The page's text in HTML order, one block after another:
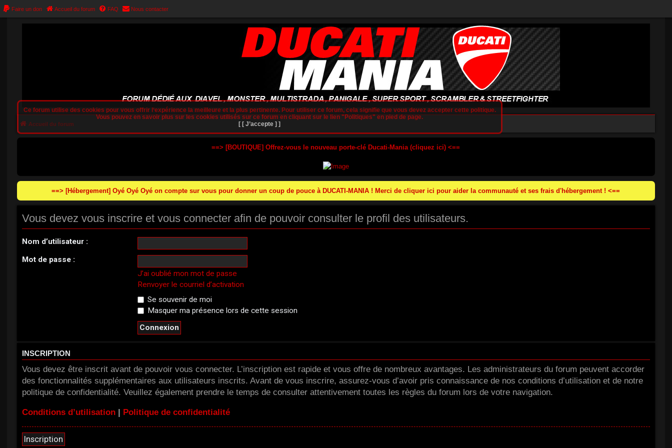
Faire un don Accueil du forum FAQ Nous contacter
Accueil du forum
==> [BOUTIQUE] Offrez-vous le nouveau porte-clé Ducati-Mania (cliquez ici) <==
==> [Hébergement] Oyé Oyé Oyé on compte sur vous pour donner un coup de pouce à DUCATI-MANIA ! Merci de cliquer ici pour aider la communauté et ses frais d'hébergement ! <==
Vous devez vous inscrire et vous connecter afin de pouvoir consulter le profil des utilisateurs.
Nom d’utilisateur :
Mot de passe :
J’ai oublié mon mot de passe
Renvoyer le courriel d’activation
Se souvenir de moi
Masquer ma présence lors de cette session
INSCRIPTION
Vous devez être inscrit avant de pouvoir vous connecter. L’inscription est rapide et vous offre de nombreux avantages. Les administrateurs du forum peuvent accorder
des fonctionnalités supplémentaires aux utilisateurs inscrits. Avant de vous inscrire, assurez-vous d’avoir pris connaissance de nos conditions d’utilisation et de notre
politique de confidentialité. Veuillez également prendre le temps de consulter attentivement toutes les règles du forum lors de votre navigation.
Conditions d’utilisation| Politique de confidentialité
Inscription
Ce forum utilise des cookies pour vous offrir l‘expérience la meilleure et la plus pertinente. Pour utiliser ce forum, cela signifie que vous devez accepter cette politique.
Vous pouvez en savoir plus sur les cookies utilisés sur ce forum en cliquant sur le lien "Politiques" en pied de page.
[ [ J’accepte ] ]